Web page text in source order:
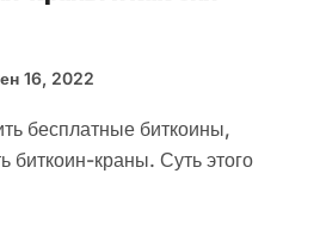
16, 2022
биткоин-краны. Суть этого